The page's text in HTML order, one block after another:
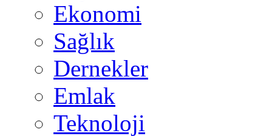
Ekonomi
Sağlık
Dernekler
Emlak
Teknoloji